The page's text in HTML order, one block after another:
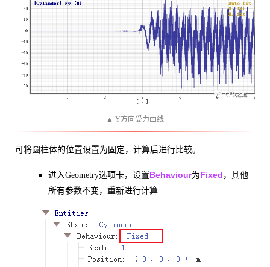
▲ Y方向受力曲线
可将圆柱体的位置设置为固定，计算后进行比较。
进入Geometry选项卡，设置Behaviour为Fixed ，其他
所有参数不变，重新进行计算